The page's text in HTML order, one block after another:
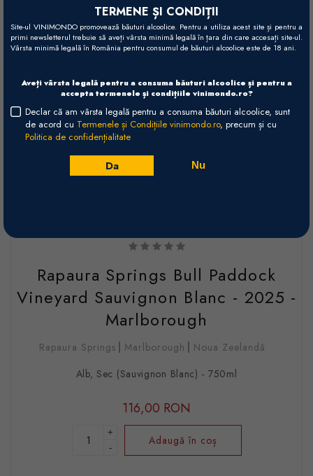
TERMENE ȘI CONDIȚII
Site-ul VINIMONDO promovează băuturi alcoolice. Pentru a utiliza acest site și pentru a
primi newsletterul trebuie să aveți vârsta minimă legală în țara din care accesați site-ul.
Vârsta minimă legală în România pentru consumul de băuturi alcoolice este de 18 ani.
Aveți vârsta legală pentru a consuma băuturi alcoolice și pentru a
accepta termenele și condițiile vinimondo.ro?
Declar că am vârsta legală pentru a consuma băuturi alcoolice, sunt
de acord cu Termenele și Condițiile vinimondo.ro, precum și cu
Politica de confidențialitate
Da Nu
Rapaura Springs Bull Paddock
Vineyard Sauvignon Blanc - 2025 -
Marlborough
Rapaura Springs Marlborough
Noua Zeelandă
Alb, Sec (Sauvignon Blanc) - 750ml
116,00 RON
+
-
Adaugă în coș